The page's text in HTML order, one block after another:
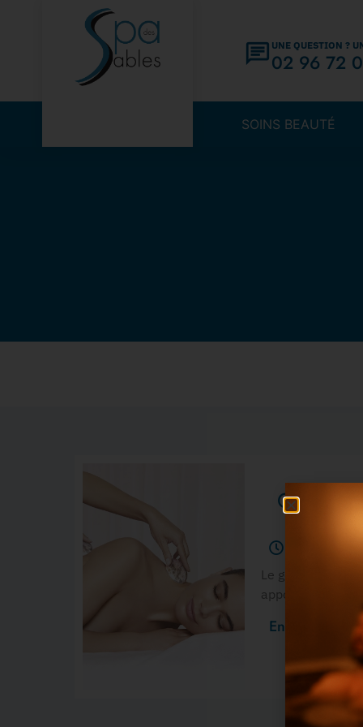
UNE QUESTION ?
02 96 72
SOINS BEAUTÉ
Le gommage
apportant des
En savoir plus